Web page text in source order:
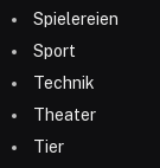
Spielereien
Sport
Technik
Theater
Tier